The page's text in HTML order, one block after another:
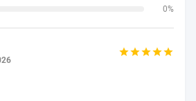
0%